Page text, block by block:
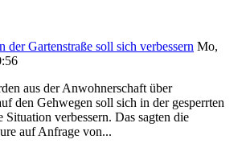
der Gartenstraße soll sich verbessern Mo,
aus der Anwohnerschaft über
den Gehwegen soll sich in der gesperrten
Situation verbessern. Das sagten die
auf Anfrage von...